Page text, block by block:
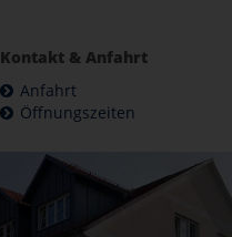
Kontakt & Anfahrt
Anfahrt
Öffnungszeiten